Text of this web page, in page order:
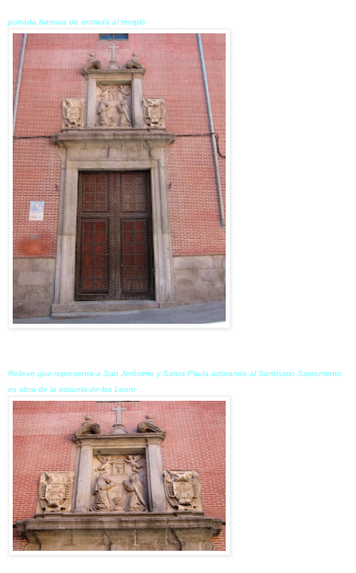
portada barroca de entrada al templo
Relieve que representa a San Jerónimo y Santa Paula adorando al Santísimo Sacramento
es obra de la escuela de los Leoni